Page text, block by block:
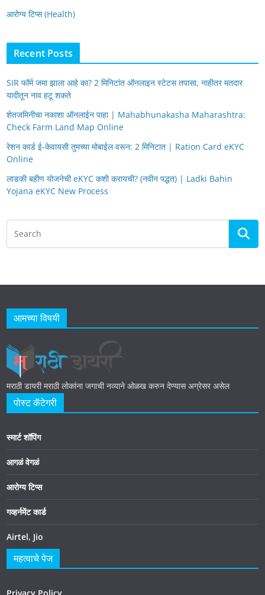
आरोग्य टिप्स (Health)
Recent Posts
SIR फॉर्म जमा झाला आहे का? 2 मिनिटांत ऑनलाइन स्टेटस तपासा, नाहीतर मतदार
यादीतून नाव हटू शकते
शेतजमिनीचा नकाशा ऑनलाईन पाहा | Mahabhunakasha Maharashtra:
Check Farm Land Map Online
रेशन कार्ड ई-केवायसी तुमच्या मोबाईल वरून: 2 मिनिटात | Ration Card eKYC
Online
लाडकी बहीण योजनेची eKYC कशी करायची? (नवीन पद्धत) | Ladki Bahin
Yojana eKYC New Process
आमच्या विषयी
मराठी डायरी मराठी लोकांना जगाची नव्याने ओळख करुन देण्यास अग्रेसर असेल
पोस्ट कॅटेगरी
स्मार्ट शॉपिंग
आगळं वेगळं
आरोग्य टिप्स
गव्हर्नमेंट कार्ड
Airtel, Jio
महत्वाचे पेज